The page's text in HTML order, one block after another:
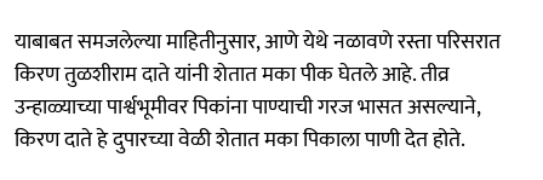
याबाबत समजलेल्या माहितीनुसार, आणे येथे नळावणे रस्ता परिसरात
किरण तुळशीराम दाते यांनी शेतात मका पीक घेतले आहे. तीव्र
उन्हाळ्याच्या पार्श्वभूमीवर पिकांना पाण्याची गरज भासत असल्याने,
किरण दाते हे दुपारच्या वेळी शेतात मका पिकाला पाणी देत होते.